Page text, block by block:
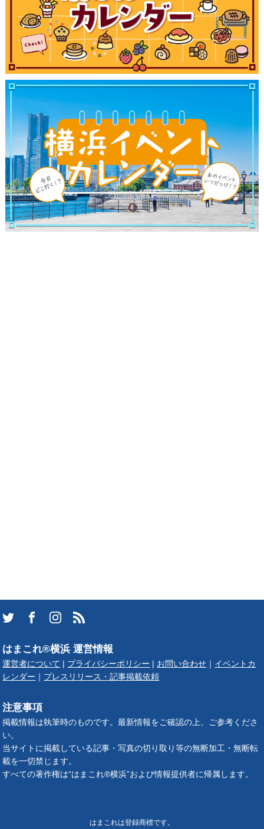
はまこれ®横浜 運営情報
運営者について プライバシーポリシー お問い合わせ
イベントカ
レンダー
プレスリリース・記事掲載依頼
注意事項
掲載情報は執筆時のものです。最新情報をご確認の上、ご参考くださ
い。
当サイトに掲載している記事・写真の切り取り等の無断加工・無断転
載を一切禁じます。
すべての著作権は“はまこれ®横浜”および情報提供者に帰属します。
はまこれは登録商標です。